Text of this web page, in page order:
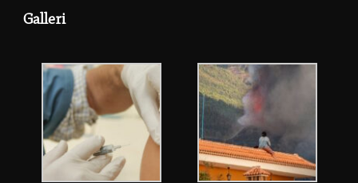
Galleri